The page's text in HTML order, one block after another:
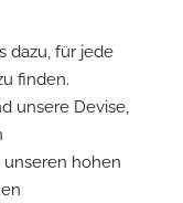
dazu, für jede
finden.
unsere Devise,
hohen